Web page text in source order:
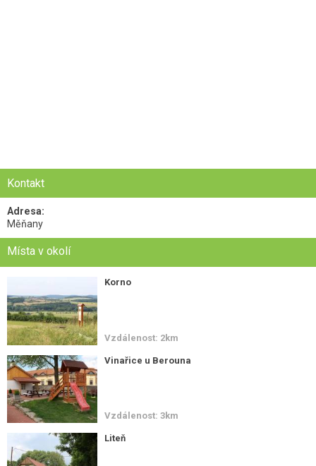
Kontakt
Adresa:
Měňany
Místa v okolí
Korno
Vzdálenost: 2km
Vinařice u Berouna
Vzdálenost: 3km
Liteň